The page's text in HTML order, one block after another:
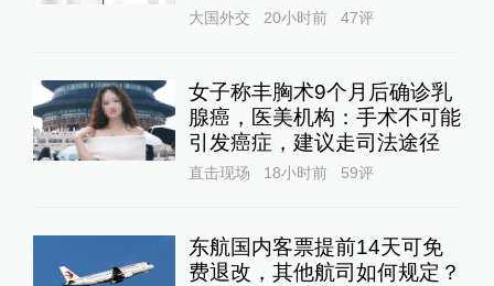
大国外交 20小时前 47评
女子称丰胸术9个月后确诊乳
腺癌，医美机构：手术不可能
引发癌症，建议走司法途径
直击现场 18小时前 59评
东航国内客票提前14天可免
费退改，其他航司如何规定？